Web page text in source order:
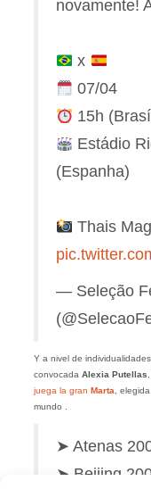
novamente!
x
07/04
15h
Estádio
(Espanha)
Thais
— Seleção
Y a nivel de
convocada Alexia Putellas
juega la gran Marta,
mundo .
➤ Atenas
➤ Beijing